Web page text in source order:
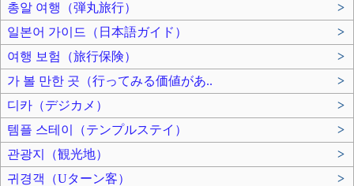
총알 여행（弾丸旅行）
>
일본어 가이드（日本語ガイド）
>
여행 보험（旅行保険）
>
가 볼 만한 곳（行ってみる価値があ..
>
디카（デジカメ）
>
템플 스테이（テンプルステイ）
>
관광지（観光地）
>
귀경객（Uターン客）
>